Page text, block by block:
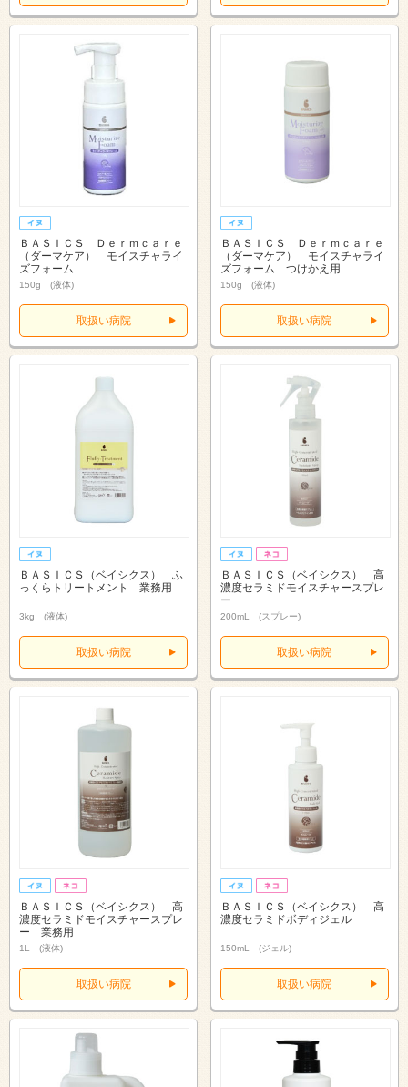
ＢＡＳＩＣＳ Ｄｅｒｍｃａｒｅ
（ダーマケア） モイスチャライ
ズフォーム
150g (液体)
取扱い病院
ＢＡＳＩＣＳ Ｄｅｒｍｃａｒｅ
（ダーマケア） モイスチャライ
ズフォーム つけかえ用
150g (液体)
取扱い病院
ＢＡＳＩＣＳ（ベイシクス） ふ
っくらトリートメント 業務用
3kg (液体)
取扱い病院
ＢＡＳＩＣＳ（ベイシクス） 高
濃度セラミドモイスチャースプレ
ー
200mL (スプレー)
取扱い病院
ＢＡＳＩＣＳ（ベイシクス） 高
濃度セラミドモイスチャースプレ
ー 業務用
1L (液体)
取扱い病院
ＢＡＳＩＣＳ（ベイシクス） 高
濃度セラミドボディジェル
150mL (ジェル)
取扱い病院